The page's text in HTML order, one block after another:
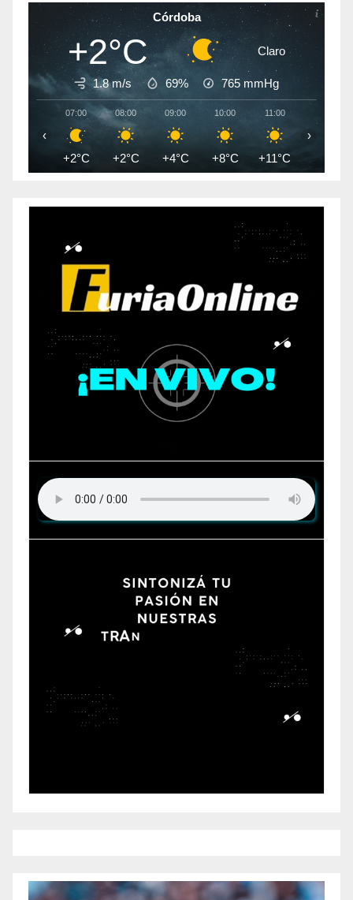
Córdoba
+2°C Claro
1.8 m/s 69% 765 mmHg
07:00
+2°C
08:00
+2°C
09:00
+4°C
10:00
+8°C
11:00
+11°C +13°C
‹ ›